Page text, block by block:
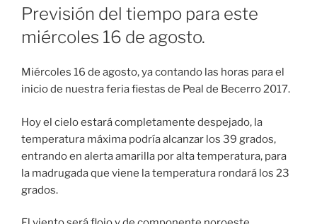
EL
Previsión del tiempo para este
miércoles 16 de agosto.
Miércoles 16 de agosto, ya contando las horas para el
inicio de nuestra feria fiestas de Peal de Becerro 2017.
Hoy el cielo estará completamente despejado, la
temperatura máxima podría alcanzar los 39 grados,
entrando en alerta amarilla por alta temperatura, para
la madrugada que viene la temperatura rondará los 23
grados.